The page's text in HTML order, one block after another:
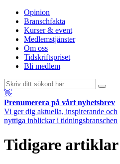
Opinion
Branschfakta
Kurser & event
Medlemstjänster
Om oss
Tidskriftspriset
Bli medlem
👋
Prenumerera på vårt nyhetsbrev
Vi ger dig aktuella, inspirerande och
nyttiga inblickar i tidningsbranschen
Tidigare artiklar